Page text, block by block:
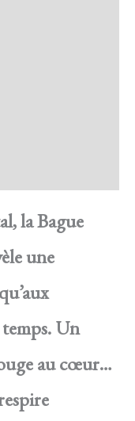
la Bague
une
Un
au cœur…